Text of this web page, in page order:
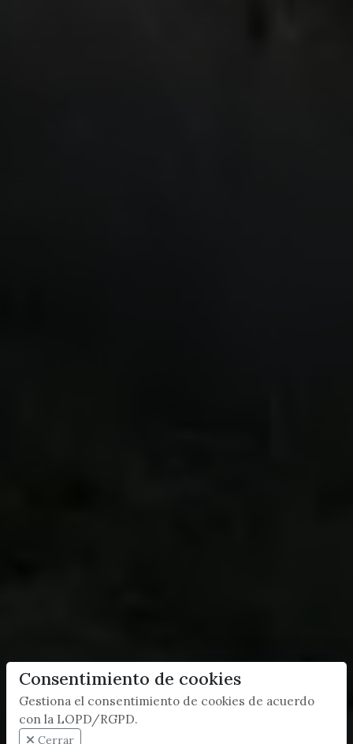
Consentimiento de cookies
Gestiona el consentimiento de cookies de acuerdo
con la LOPD/RGPD.
Cerrar